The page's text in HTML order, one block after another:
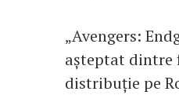
„Avengers:
așteptat dintre
distribuție pe